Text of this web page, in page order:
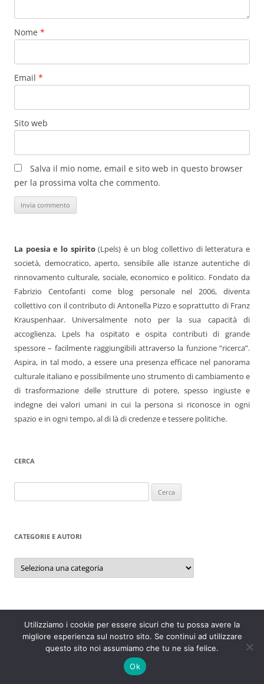
Nome *
Email *
Sito web
Salva il mio nome, email e sito web in questo browser
per la prossima volta che commento.
La poesia e lo spirito(Lpels) è un blog collettivo di letteratura e
società, democratico, aperto, sensibile alle istanze autentiche di
rinnovamento culturale, sociale, economico e politico. Fondato da
Fabrizio Centofanti come blog personale nel 2006, diventa
collettivo con il contributo di Antonella Pizzo e soprattutto di Franz
Krauspenhaar. Universalmente noto per la sua capacità di
accoglienza, Lpels ha ospitato e ospita contributi di grande
spessore – facilmente raggiungibili attraverso la funzione “ricerca”.
Aspira, in tal modo, a essere una presenza efficace nel panorama
culturale italiano e possibilmente uno strumento di cambiamento e
di trasformazione delle strutture di potere, spesso ingiuste e
indegne dei valori umani in cui la persona si riconosce in ogni
spazio e in ogni tempo, al di là di credenze e tessere politiche.
CERCA
per:
CATEGORIE E AUTORI
Categorie
autori
EmasuEssere o non essere
su
Utilizziamo i cookie per essere sicuri che tu possa avere la
migliore esperienza sul nostro sito. Se continui ad utilizzare
questo sito noi assumiamo che tu ne sia felice.
Ok